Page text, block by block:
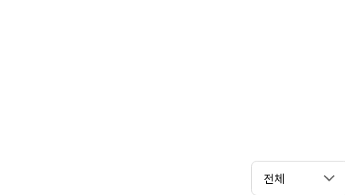
전체